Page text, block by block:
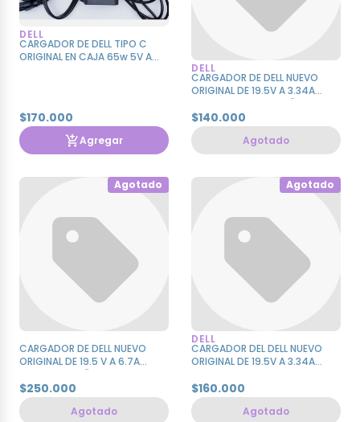
DELL
CARGADOR DE DELL TIPO C
ORIGINAL EN CAJA 65w 5V A
$170.000
Agregar
DELL
CARGADOR DE DELL NUEVO
ORIGINAL DE 19.5V A 3.34A
PUNTA AGUJA PEQUEÑA
$140.000
Agotado
Agotado
CARGADOR DE DELL NUEVO
ORIGINAL DE 19.5 V A 6.7A
AGUJA PEQUEÑA
$250.000
Agotado
Agotado
DELL
CARGADOR DEL DELL NUEVO
ORIGINAL DE 19.5V A 3.34A
$160.000
Agotado